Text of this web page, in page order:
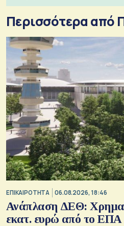
Περισσότερα από
ΕΠΙΚΑΙΡΟΤΗΤΑ 06.08.2026, 18:46
Ανάπλαση ΔΕΘ:
εκατ. ευρώ από το ΕΠΑ